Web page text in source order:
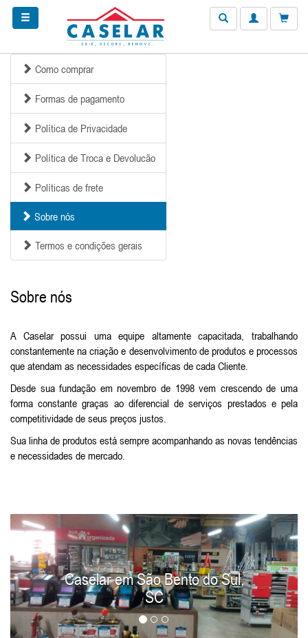
Como comprar
Formas de pagamento
Política de Privacidade
Política de Troca e Devolucão
Políticas de frete
Sobre nós
Termos e condições gerais
Sobre nós
A Caselar possui uma equipe altamente capacitada, trabalhando
constantemente na criação e desenvolvimento de produtos e processos
que atendam as necessidades específicas de cada Cliente.
Desde sua fundação em novembro de 1998 vem crescendo de uma
forma constante graças ao diferencial de serviços prestados e pela
competitividade de seus preços justos.
Sua linha de produtos está sempre acompanhando as novas tendências
e necessidades de mercado.
Caselar em São Bento do Sul,
SC
Anterior Próximo